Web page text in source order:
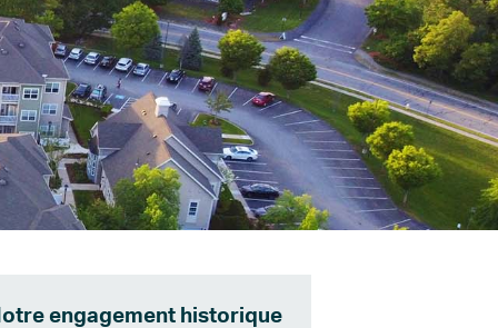
engagement historique